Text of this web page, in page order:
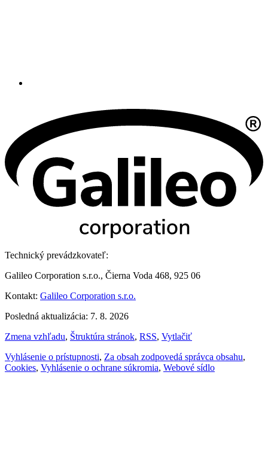
Technický prevádzkovateľ:
Galileo Corporation s.r.o., Čierna Voda 468, 925 06
Kontakt: Galileo Corporation s.r.o.
Posledná aktualizácia: 7. 8. 2026
Zmena vzhľadu, Štruktúra stránok, RSS, Vytlačiť
Vyhlásenie o prístupnosti, Za obsah zodpovedá správca obsahu,
Cookies, Vyhlásenie o ochrane súkromia, Webové sídlo